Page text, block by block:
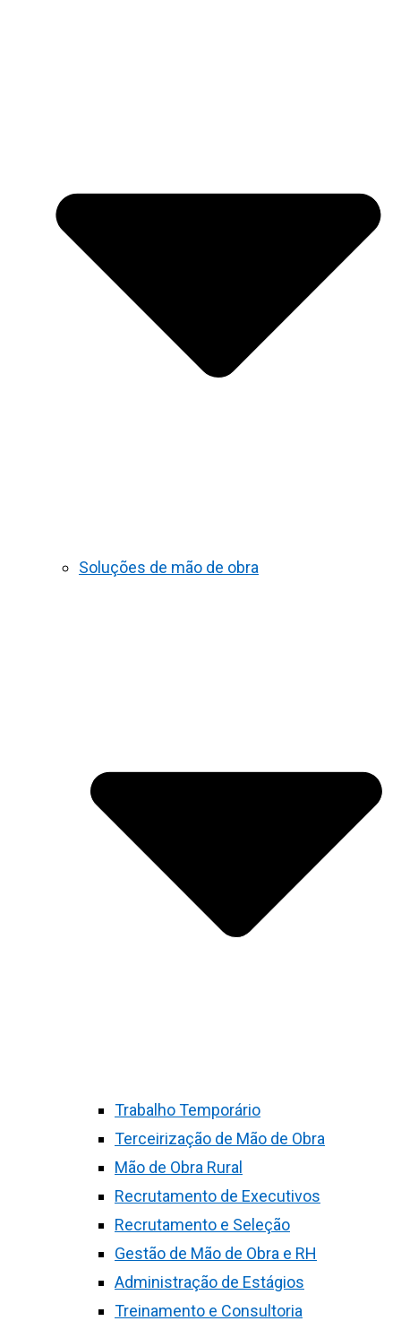
Soluções de mão de obra
Trabalho Temporário
Terceirização de Mão de Obra
Mão de Obra Rural
Recrutamento de Executivos
Recrutamento e Seleção
Gestão de Mão de Obra e RH
Administração de Estágios
Treinamento e Consultoria